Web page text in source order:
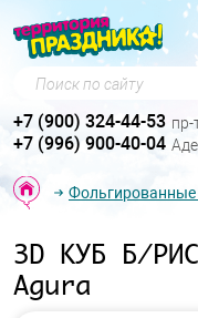
Поиск по сайту
+7 (900) 324-44-53 пр-
+7 (996) 900-40-04
3D КУБ Б/
Agura